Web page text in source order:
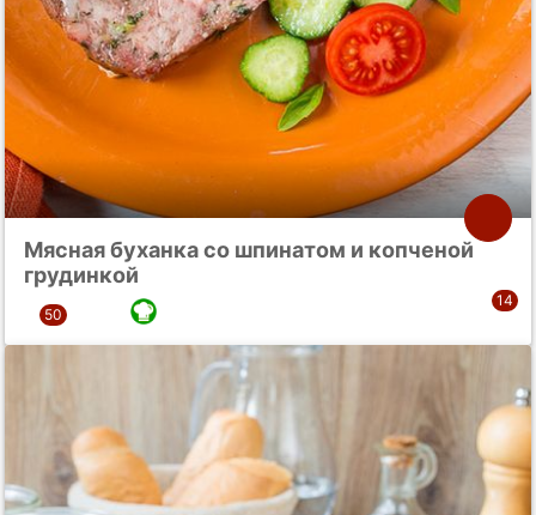
Мясная буханка со шпинатом и копченой
грудинкой